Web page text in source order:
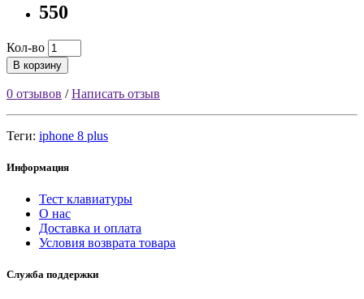
550
Кол-во
В корзину
0 отзывов /Написать отзыв
Теги: iphone 8 plus
Информация
Тест клавиатуры
О нас
Доставка и оплата
Условия возврата товара
Служба поддержки